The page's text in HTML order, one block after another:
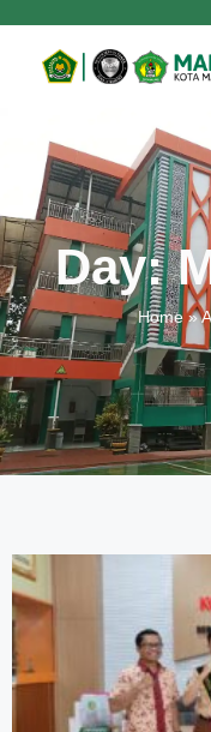
Day:
Home»